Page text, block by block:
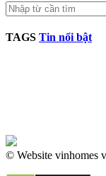
TAGS Tin nổi bật
© Website vinhomes